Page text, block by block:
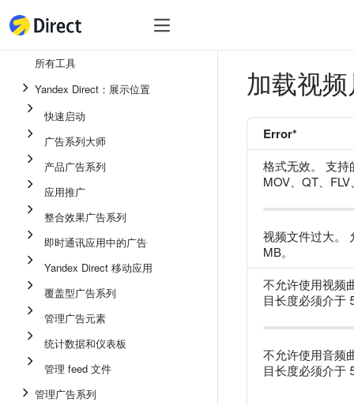
整合效果广告系列
所有工具
Yandex Direct：展示位置
快速启动
广告系列大师
产品广告系列
应用推广
整合效果广告系列
即时通讯应用中的广告
Yandex Direct 移动应用
覆盖型广告系列
管理广告元素
统计数据和仪表板
管理 feed 文件
管理广告系列
加载视
Error*
格式无效。 支
MOV、QT、FLV
视频文件过大。
MB。
不允许使用视频
目长度必须介于
不允许使用音频
目长度必须介于